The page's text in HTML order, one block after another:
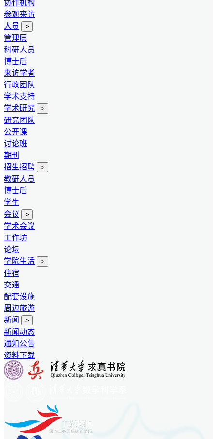
协作机构
参观来访
人员
>
管理层
科研人员
博士后
来访学者
行政团队
学术支持
学术研究
>
研究团队
公开课
讨论班
期刊
招生招聘
>
教研人员
博士后
学生
会议
>
学术会议
工作坊
论坛
学院生活
>
住宿
交通
配套设施
周边旅游
新闻
>
新闻动态
通知公告
资料下载